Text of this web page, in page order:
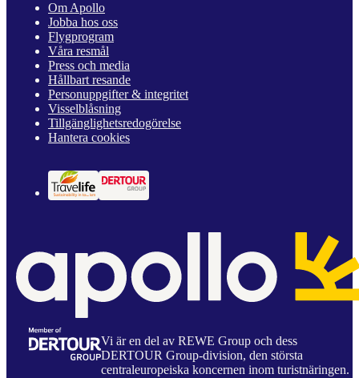
Om Apollo
Jobba hos oss
Flygprogram
Våra resmål
Press och media
Hållbart resande
Personuppgifter & integritet
Visselblåsning
Tillgänglighetsredogörelse
Hantera cookies
Vi är en del av REWE Group och dess
DERTOUR Group-division, den största
centraleuropeiska koncernen inom turistnäringen.